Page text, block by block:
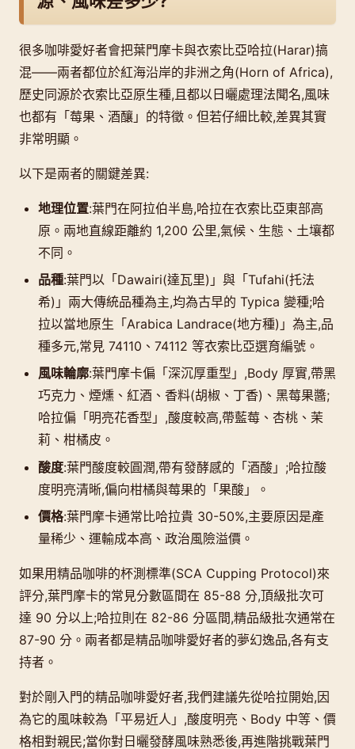
很多咖啡愛好者會把葉門摩卡與衣索比亞哈拉(Harar)搞
混——兩者都位於紅海沿岸的非洲之角(Horn of Africa),
歷史同源於衣索比亞原生種,且都以日曬處理法聞名,風味
也都有「莓果、酒釀」的特徵。但若仔細比較,差異其實
非常明顯。
以下是兩者的關鍵差異:
地理位置:葉門在阿拉伯半島,哈拉在衣索比亞東部高
原。兩地直線距離約 1,200 公里,氣候、生態、土壤都
不同。
品種:葉門以「Dawairi(達瓦里)」與「Tufahi(托法
希)」兩大傳統品種為主,均為古早的 Typica 變種;哈
拉以當地原生「Arabica Landrace(地方種)」為主,品
種多元,常見 74110、74112 等衣索比亞選育編號。
風味輪廓:葉門摩卡偏「深沉厚重型」,Body 厚實,帶黑
巧克力、煙燻、紅酒、香料(胡椒、丁香)、黑莓果醬;
哈拉偏「明亮花香型」,酸度較高,帶藍莓、杏桃、茉
莉、柑橘皮。
酸度:葉門酸度較圓潤,帶有發酵感的「酒酸」;哈拉酸
度明亮清晰,偏向柑橘與莓果的「果酸」。
價格:葉門摩卡通常比哈拉貴 30-50%,主要原因是產
量稀少、運輸成本高、政治風險溢價。
如果用精品咖啡的杯測標準(SCA Cupping Protocol)來
評分,葉門摩卡的常見分數區間在 85-88 分,頂級批次可
達 90 分以上;哈拉則在 82-86 分區間,精品級批次通常在
87-90 分。兩者都是精品咖啡愛好者的夢幻逸品,各有支
持者。
對於剛入門的精品咖啡愛好者,我們建議先從哈拉開始,因
為它的風味較為「平易近人」,酸度明亮、Body 中等、價
格相對親民;當你對日曬發酵風味熟悉後,再進階挑戰葉門